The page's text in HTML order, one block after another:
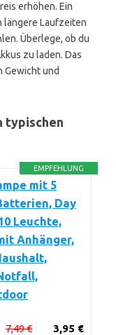
erhöhen. Ein
längere Laufzeiten
Überlege, ob du
zu laden. Das
Gewicht und
typischen
EMPFEHLUNG
mit 5
Day
Leuchte,
Anhänger,
3,95 €
7,49 €